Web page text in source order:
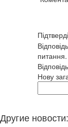
питання.
Нову
Другие новости: